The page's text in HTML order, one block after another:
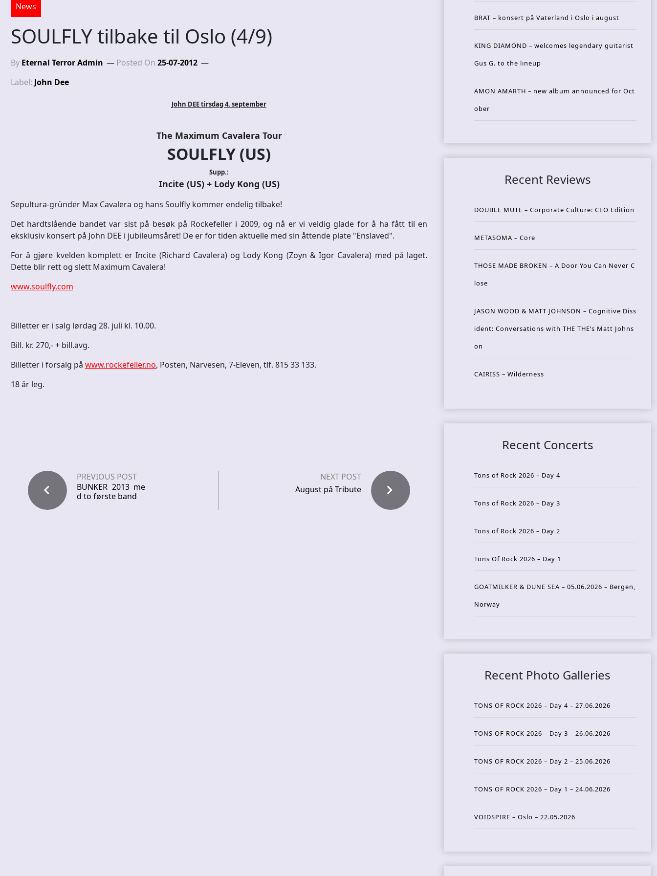
News
SOULFLY tilbake til Oslo (4/9)
By Eternal Terror Admin Posted On 25-07-2012
Label: John Dee
John DEE tirsdag 4. september
The Maximum Cavalera Tour
SOULFLY (US)
Supp.:
Incite (US) + Lody Kong (US)
Sepultura-gründer Max Cavalera og hans Soulfly kommer endelig tilbake!
Det hardtslående bandet var sist på besøk på Rockefeller i 2009, og nå er vi veldig glade for å ha fått til en
eksklusiv konsert på John DEE i jubileumsåret! De er for tiden aktuelle med sin åttende plate "Enslaved".
For å gjøre kvelden komplett er Incite (Richard Cavalera) og Lody Kong (Zoyn & Igor Cavalera) med på laget.
Dette blir rett og slett Maximum Cavalera!
www.soulfly.com
Billetter er i salg lørdag 28. juli kl. 10.00.
Bill. kr. 270,- + bill.avg.
Billetter i forsalg på www.rockefeller.no, Posten, Narvesen, 7-Eleven, tlf. 815 33 133.
18 år leg.
PREVIOUS POST
BUNKER 2013 me
d to første band
NEXT POST
August på Tribute
BRAT – konsert på Vaterland i Oslo i august
KING DIAMOND – welcomes legendary guitarist
Gus G. to the lineup
AMON AMARTH – new album announced for Oct
ober
Recent Reviews
DOUBLE MUTE – Corporate Culture: CEO Edition
METASOMA – Core
THOSE MADE BROKEN – A Door You Can Never C
lose
JASON WOOD & MATT JOHNSON – Cognitive Diss
ident: Conversations with THE THE’s Matt Johns
on
CAIRISS – Wilderness
Recent Concerts
Tons of Rock 2026 – Day 4
Tons of Rock 2026 – Day 3
Tons of Rock 2026 – Day 2
Tons Of Rock 2026 – Day 1
GOATMILKER & DUNE SEA – 05.06.2026 – Bergen,
Norway
Recent Photo Galleries
TONS OF ROCK 2026 – Day 4 – 27.06.2026
TONS OF ROCK 2026 – Day 3 – 26.06.2026
TONS OF ROCK 2026 – Day 2 – 25.06.2026
TONS OF ROCK 2026 – Day 1 – 24.06.2026
VOIDSPIRE – Oslo – 22.05.2026